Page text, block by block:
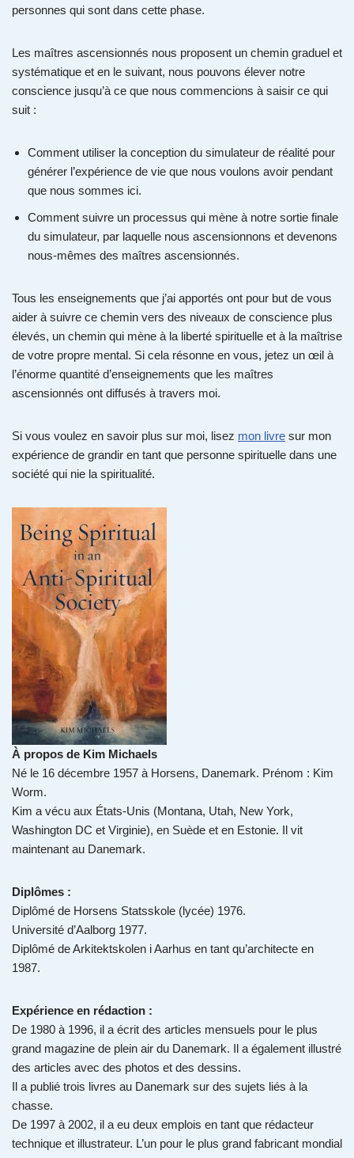
personnes qui sont dans cette phase.
Les maîtres ascensionnés nous proposent un chemin graduel et
systématique et en le suivant, nous pouvons élever notre
conscience jusqu’à ce que nous commencions à saisir ce qui
suit :
Comment utiliser la conception du simulateur de réalité pour
générer l’expérience de vie que nous voulons avoir pendant
que nous sommes ici.
Comment suivre un processus qui mène à notre sortie finale
du simulateur, par laquelle nous ascensionnons et devenons
nous-mêmes des maîtres ascensionnés.
Tous les enseignements que j’ai apportés ont pour but de vous
aider à suivre ce chemin vers des niveaux de conscience plus
élevés, un chemin qui mène à la liberté spirituelle et à la maîtrise
de votre propre mental. Si cela résonne en vous, jetez un œil à
l’énorme quantité d’enseignements que les maîtres
ascensionnés ont diffusés à travers moi.
Si vous voulez en savoir plus sur moi, lisez mon livre sur mon
expérience de grandir en tant que personne spirituelle dans une
société qui nie la spiritualité.
À propos de Kim Michaels
Né le 16 décembre 1957 à Horsens, Danemark. Prénom : Kim
Worm.
Kim a vécu aux États-Unis (Montana, Utah, New York,
Washington DC et Virginie), en Suède et en Estonie. Il vit
maintenant au Danemark.
Diplômes :
Diplômé de Horsens Statsskole (lycée) 1976.
Université d’Aalborg 1977.
Diplômé de Arkitektskolen i Aarhus en tant qu’architecte en
1987.
Expérience en rédaction :
De 1980 à 1996, il a écrit des articles mensuels pour le plus
grand magazine de plein air du Danemark. Il a également illustré
des articles avec des photos et des dessins.
Il a publié trois livres au Danemark sur des sujets liés à la
chasse.
De 1997 à 2002, il a eu deux emplois en tant que rédacteur
technique et illustrateur. L’un pour le plus grand fabricant mondial